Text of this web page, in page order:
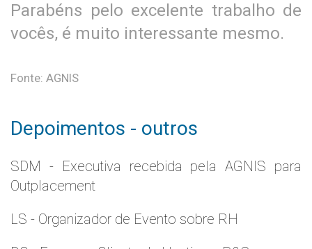
Parabéns pelo excelente trabalho de
vocês, é muito interessante mesmo.
Fonte: AGNIS
Depoimentos - outros
SDM - Executiva recebida pela AGNIS para
Outplacement
LS - Organizador de Evento sobre RH